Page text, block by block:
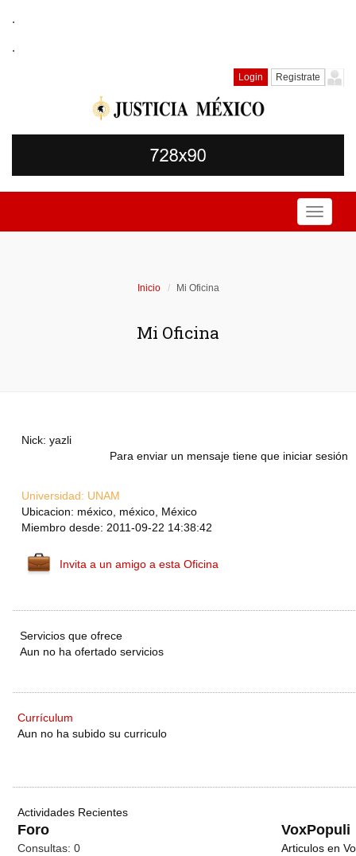
.
.
Login Registrate
Toggle
Inicio Mi Oficina
Mi Oficina
Nick: yazli
Para enviar un mensaje tiene que iniciar sesión
Universidad: UNAM
Ubicacion: méxico, méxico, México
Miembro desde: 2011-09-22 14:38:42
Invita a un amigo a esta Oficina
Servicios que ofrece
Aun no ha ofertado servicios
Currículum
Aun no ha subido su curriculo
Actividades Recientes
Foro VoxPopuli
Consultas: 0
Articulos en